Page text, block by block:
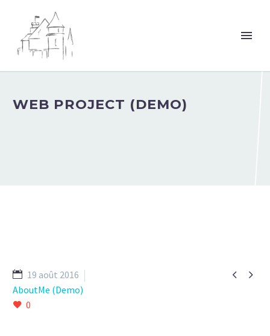
WEB PROJECT (DEMO)
 
19 août 2016
AboutMe (Demo)
0